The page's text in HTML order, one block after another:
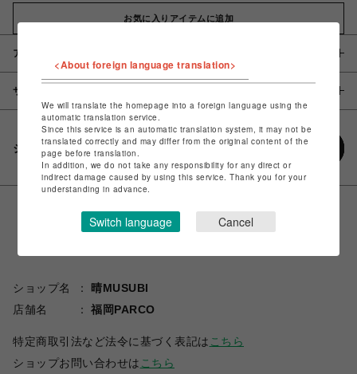
お気に入りアイテムに追加
アイテム説明 / 素材
サイズ
シェアする
ショップ名
晴MUSUBI
店舗名
福岡PARCO
特定商取引法など法令に基づく表記は こちら
ショップお問い合わせは こちら
<About foreign language translation>
We will translate the homepage into a foreign language using the
automatic translation service.
Since this service is an automatic translation system, it may not be
translated correctly and may differ from the original content of the
page before translation.
In addition, we do not take any responsibility for any direct or
indirect damage caused by using this service. Thank you for your
understanding in advance.
Switch language Cancel